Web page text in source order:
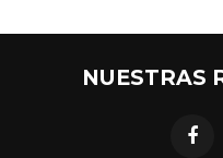
NUESTRAS